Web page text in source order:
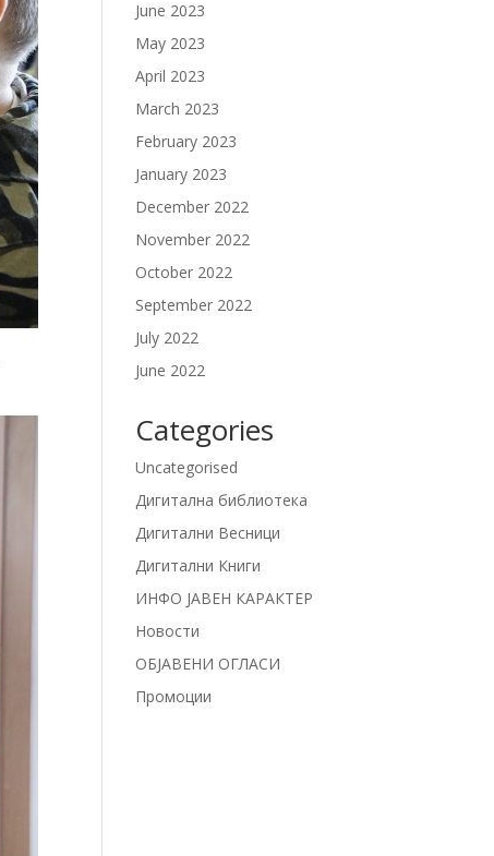
June 2023
May 2023
April 2023
March 2023
February 2023
January 2023
December 2022
November 2022
October 2022
September 2022
July 2022
June 2022
Categories
Uncategorised
Дигитална библиотека
Дигитални Весници
Дигитални Книги
ИНФО ЈАВЕН КАРАКТЕР
Новости
ОБЈАВЕНИ ОГЛАСИ
Промоции